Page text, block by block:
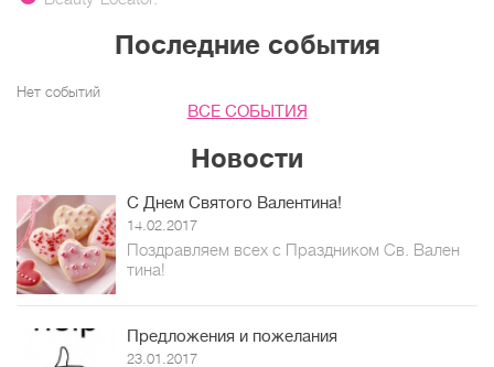
Последние события
Нет событий
ВСЕ СОБЫТИЯ
Новости
С Днем Святого Валентина!
14.02.2017
Поздравляем всех с Праздником Св. Вален
тина!
Предложения и пожелания
23.01.2017